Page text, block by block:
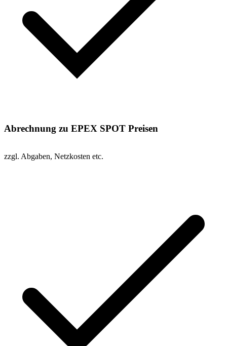
Abrechnung zu EPEX SPOT Preisen
zzgl. Abgaben, Netzkosten etc.